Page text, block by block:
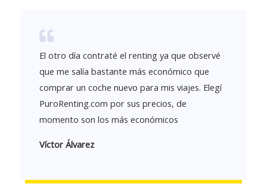
El otro día contraté el renting ya que observé
que me salía bastante más económico que
comprar un coche nuevo para mis viajes. Elegí
PuroRenting.com por sus precios, de
momento son los más económicos
Víctor Álvarez